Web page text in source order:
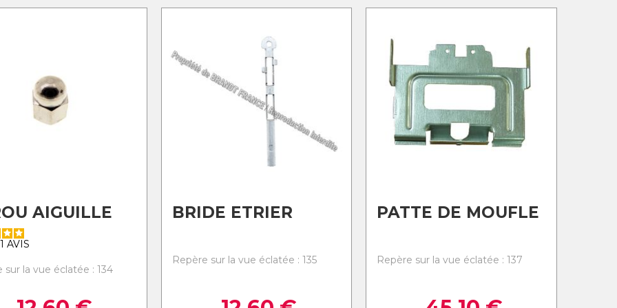
AIGUILLE
1 AVIS
sur la vue éclatée : 134
BRIDE ETRIER
Repère sur la vue éclatée : 135
PATTE DE MOUFLE
Repère sur la vue éclatée : 137